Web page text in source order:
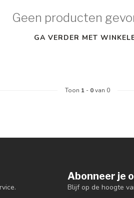
Geen producten
GA VERDER MET
Toon 1 - 0van 0
Abonneer je
Blijf op de hoogte